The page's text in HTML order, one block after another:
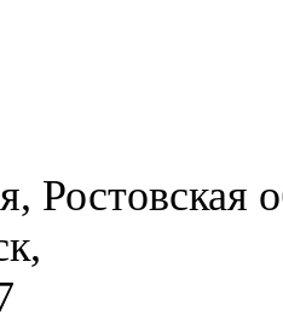
Ростовская